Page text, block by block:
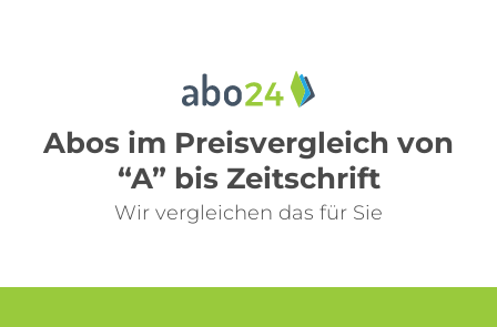
Abos im Preisvergleich von
“A” bis Zeitschrift
Wir vergleichen das für Sie